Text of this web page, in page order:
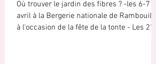
Où trouver le jardin des fibres ? -les 6-7
avril à la Bergerie nationale de Rambouillet
à l'occasion de la fête de la tonte - Les 27-